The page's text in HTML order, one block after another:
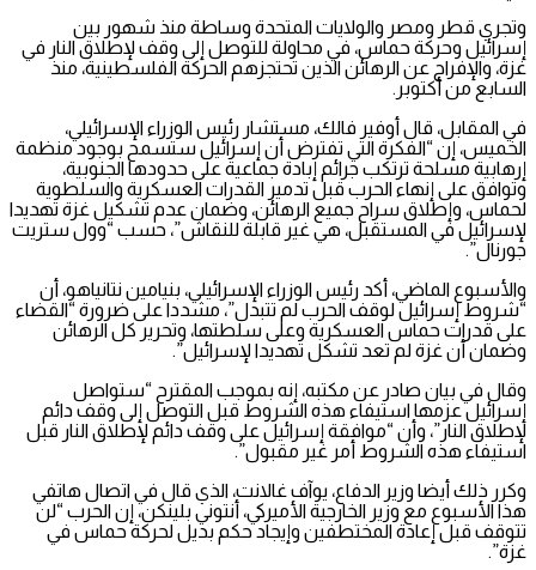
وتجري قطر ومصر والولايات المتحدة وساطة منذ شهور بين
إسرائيل وحركة حماس، في محاولة للتوصل إلى وقف لإطلاق النار في
غزة، والإفراج عن الرهائن الذين تحتجزهم الحركة الفلسطينية، منذ
السابع من أكتوبر.
في المقابل، قال أوفير فالك، مستشار رئيس الوزراء الإسرائيلي،
الخميس، إن “الفكرة التي تفترض أن إسرائيل ستسمح بوجود منظمة
إرهابية مسلحة ترتكب جرائم إبادة جماعية على حدودها الجنوبية،
وتوافق على إنهاء الحرب قبل تدمير القدرات العسكرية والسلطوية
لحماس، وإطلاق سراح جميع الرهائن، وضمان عدم تشكيل غزة تهديدا
لإسرائيل في المستقبل، هي غير قابلة للنقاش”، حسب “وول ستريت
جورنال”.
والأسبوع الماضي، أكد رئيس الوزراء الإسرائيلي، بنيامين نتانياهو، أن
“شروط إسرائيل لوقف الحرب لم تتبدل”، مشددا على ضرورة “القضاء
على قدرات حماس العسكرية وعلى سلطتها، وتحرير كل الرهائن
وضمان أن غزة لم تعد تشكل تهديدا لإسرائيل”.
وقال في بيان صادر عن مكتبه، إنه بموجب المقترح “ستواصل
إسرائيل عزمها استيفاء هذه الشروط قبل التوصل إلى وقف دائم
لإطلاق النار”، وأن “موافقة إسرائيل على وقف دائم لإطلاق النار قبل
استيفاء هذه الشروط أمر غير مقبول”.
وكرر ذلك أيضا وزير الدفاع، يوآف غالانت، الذي قال في اتصال هاتفي
هذا الأسبوع مع وزير الخارجية الأميركي، أنتوني بلينكن، إن الحرب “لن
تتوقف قبل إعادة المختطفين وإيجاد حكم بديل لحركة حماس في
غزة”.